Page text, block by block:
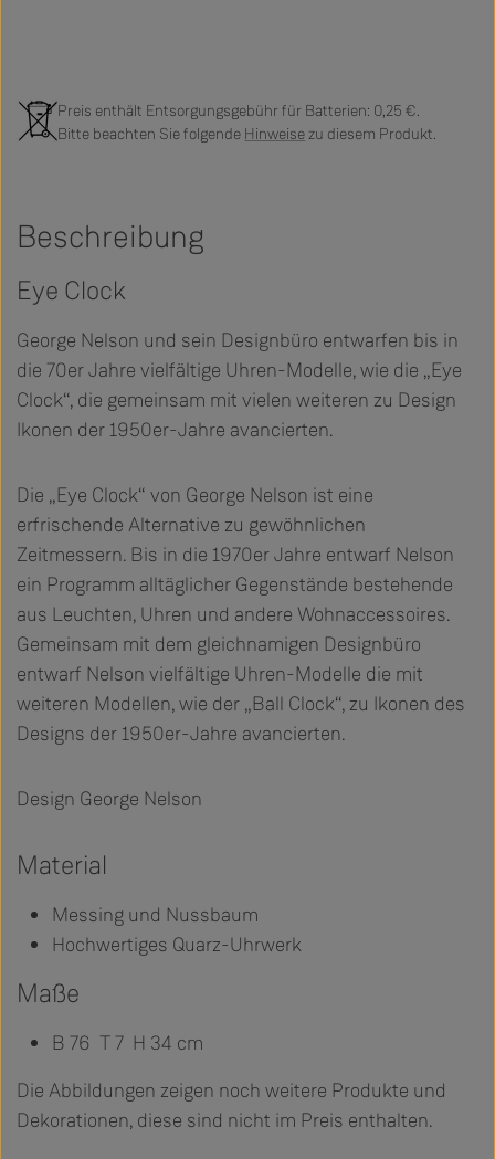
Preis enthält Entsorgungsgebühr für Batterien: 0,25 €.
Bitte beachten Sie folgende Hinweisezu diesem Produkt.
Beschreibung
Eye Clock
George Nelson und sein Designbüro entwarfen bis in
die 70er Jahre vielfältige Uhren-Modelle, wie die „Eye
Clock“, die gemeinsam mit vielen weiteren zu Design
Ikonen der 1950er-Jahre avancierten.
Die „Eye Clock“ von George Nelson ist eine
erfrischende Alternative zu gewöhnlichen
Zeitmessern. Bis in die 1970er Jahre entwarf Nelson
ein Programm alltäglicher Gegenstände bestehende
aus Leuchten, Uhren und andere Wohnaccessoires.
Gemeinsam mit dem gleichnamigen Designbüro
entwarf Nelson vielfältige Uhren-Modelle die mit
weiteren Modellen, wie der „Ball Clock“, zu Ikonen des
Designs der 1950er-Jahre avancierten.
Design George Nelson
Material
Messing und Nussbaum
Hochwertiges Quarz-Uhrwerk
Maße
B 76 T 7 H 34 cm
Die Abbildungen zeigen noch weitere Produkte und
Dekorationen, diese sind nicht im Preis enthalten.